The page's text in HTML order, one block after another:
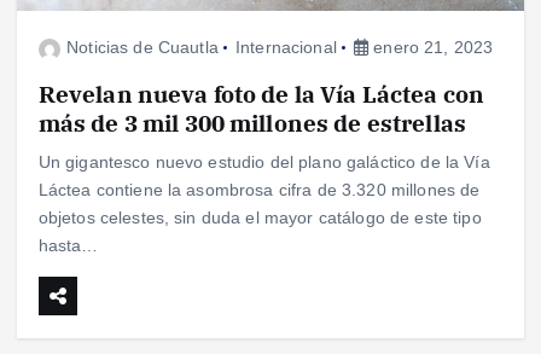
Noticias de Cuautla Internacional enero 21, 2023
Revelan nueva foto de la Vía Láctea con
más de 3 mil 300 millones de estrellas
Un gigantesco nuevo estudio del plano galáctico de la Vía
Láctea contiene la asombrosa cifra de 3.320 millones de
objetos celestes, sin duda el mayor catálogo de este tipo
hasta…